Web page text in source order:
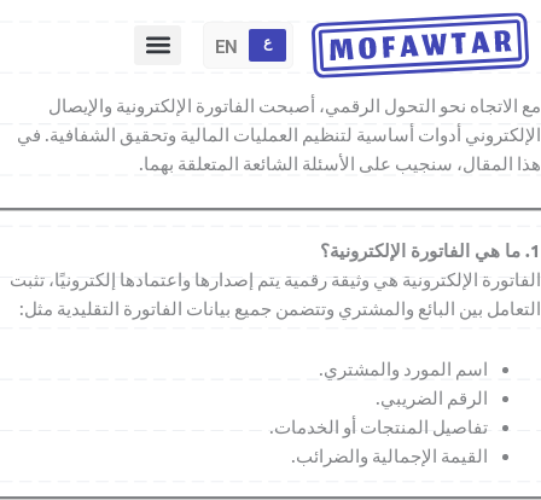
تخطي
إلى
المحتوى
ع EN
مع الاتجاه نحو التحول الرقمي، أصبحت الفاتورة الإلكترونية والإيصال
الإلكتروني أدوات أساسية لتنظيم العمليات المالية وتحقيق الشفافية. في
هذا المقال، سنجيب على الأسئلة الشائعة المتعلقة بهما.
1. ما هي الفاتورة الإلكترونية؟
الفاتورة الإلكترونية هي وثيقة رقمية يتم إصدارها واعتمادها إلكترونيًا، تثبت
التعامل بين البائع والمشتري وتتضمن جميع بيانات الفاتورة التقليدية مثل:
اسم المورد والمشتري.
الرقم الضريبي.
تفاصيل المنتجات أو الخدمات.
القيمة الإجمالية والضرائب.